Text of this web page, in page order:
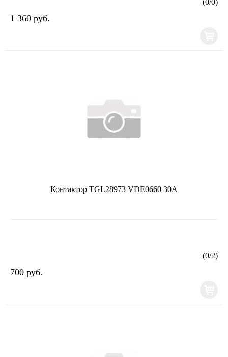
1 360 руб.
Контактор TGL28973 VDE0660 30А
(0/2)
700 руб.